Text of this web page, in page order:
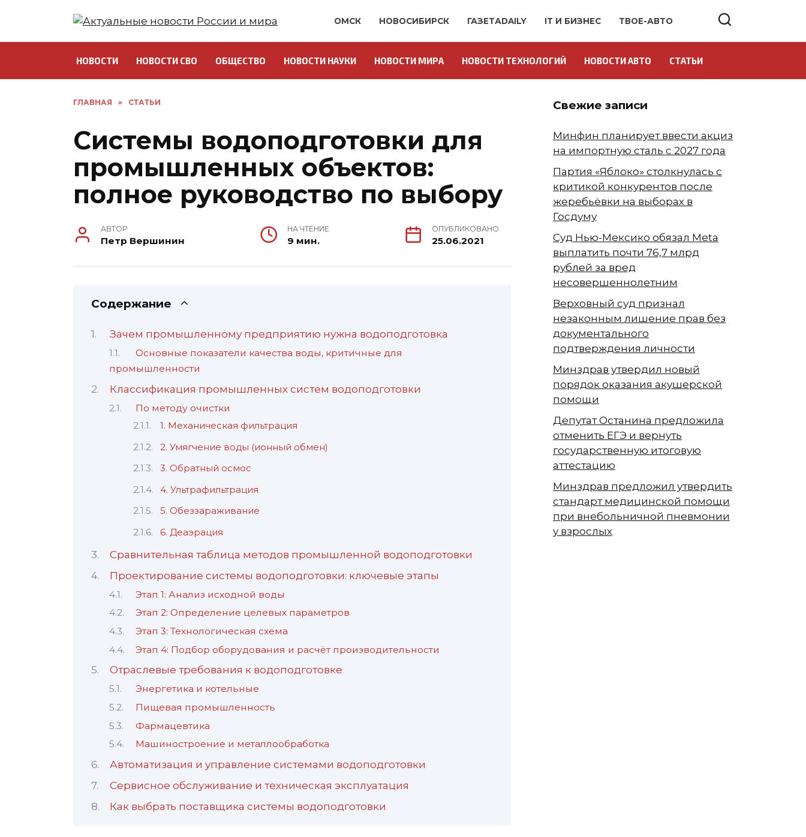
ОМСК НОВОСИБИРСК ГАЗЕТАDAILY IT И БИЗНЕС ТВОЕ-АВТО
НОВОСТИ НОВОСТИ СВО ОБЩЕСТВО НОВОСТИ НАУКИ НОВОСТИ МИРА НОВОСТИ ТЕХНОЛОГИЙ НОВОСТИ АВТО СТАТЬИ
ГЛАВНАЯ » СТАТЬИ
Системы водоподготовки для
промышленных объектов:
полное руководство по выбору
АВТОР
Петр Вершинин
НА ЧТЕНИЕ
9 мин.
ОПУБЛИКОВАНО
25.06.2021
Содержание
Зачем промышленному предприятию нужна водоподготовка
Основные показатели качества воды, критичные для
промышленности
Классификация промышленных систем водоподготовки
По методу очистки
1. Механическая фильтрация
2. Умягчение воды (ионный обмен)
3. Обратный осмос
4. Ультрафильтрация
5. Обеззараживание
6. Деаэрация
Сравнительная таблица методов промышленной водоподготовки
Проектирование системы водоподготовки: ключевые этапы
Этап 1: Анализ исходной воды
Этап 2: Определение целевых параметров
Этап 3: Технологическая схема
Этап 4: Подбор оборудования и расчёт производительности
Отраслевые требования к водоподготовке
Энергетика и котельные
Пищевая промышленность
Фармацевтика
Машиностроение и металлообработка
Автоматизация и управление системами водоподготовки
Сервисное обслуживание и техническая эксплуатация
Как выбрать поставщика системы водоподготовки
Свежие записи
Минфин планирует ввести акциз
на импортную сталь с 2027 года
Партия «Яблоко» столкнулась с
критикой конкурентов после
жеребьёвки на выборах в
Госдуму
Суд Нью-Мексико обязал Meta
выплатить почти 76,7 млрд
рублей за вред
несовершеннолетним
Верховный суд признал
незаконным лишение прав без
документального
подтверждения личности
Минздрав утвердил новый
порядок оказания акушерской
помощи
Депутат Останина предложила
отменить ЕГЭ и вернуть
государственную итоговую
аттестацию
Минздрав предложил утвердить
стандарт медицинской помощи
при внебольничной пневмонии
у взрослых